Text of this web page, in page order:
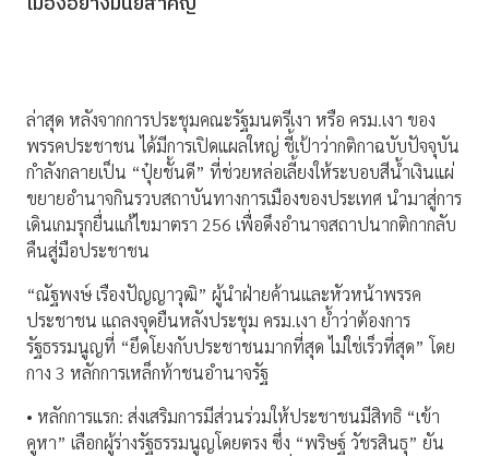
ล่าสุด หลังจากการประชุมคณะรัฐมนตรีเงา หรือ ครม.เงา ของ
พรรคประชาชน ได้มีการเปิดแผลใหญ่ ชี้เป้าว่ากติกาฉบับปัจจุบัน
กำลังกลายเป็น “ปุ๋ยชั้นดี” ที่ช่วยหล่อเลี้ยงให้ระบอบสีน้ำเงินแผ่
ขยายอำนาจกินรวบสถาบันทางการเมืองของประเทศ นำมาสู่การ
เดินเกมรุกยื่นแก้ไขมาตรา 256 เพื่อดึงอำนาจสถาปนากติกากลับ
คืนสู่มือประชาชน
“ณัฐพงษ์ เรืองปัญญาวุฒิ” ผู้นำฝ่ายค้านและหัวหน้าพรรค
ประชาชน แถลงจุดยืนหลังประชุม ครม.เงา ย้ำว่าต้องการ
รัฐธรรมนูญที่ “ยึดโยงกับประชาชนมากที่สุด ไม่ใช่เร็วที่สุด” โดย
กาง 3 หลักการเหล็กท้าชนอำนาจรัฐ
• หลักการแรก: ส่งเสริมการมีส่วนร่วมให้ประชาชนมีสิทธิ “เข้า
คูหา” เลือกผู้ร่างรัฐธรรมนูญโดยตรง ซึ่ง “พริษฐ์ วัชรสินธุ” ยัน